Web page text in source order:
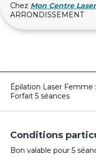
Chez Mon Centre
ARRONDISSEMENT
Épilation Laser Femme
Forfait 5 séances
Conditions
Bon valable pour 5